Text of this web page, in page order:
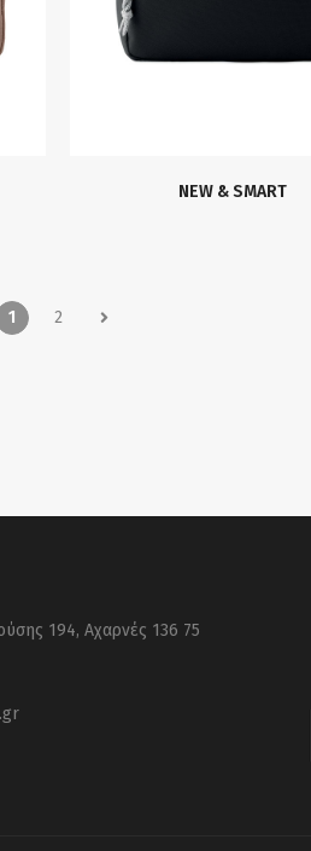
NEW & SMART
1 2
194, Αχαρνές 136 75